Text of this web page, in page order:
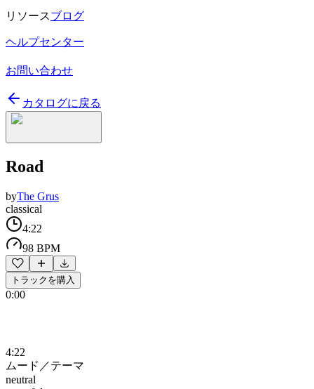
リソースブログ
ヘルプセンター
お問い合わせ
カタログに戻る
Road
byThe Grus
classical
4:22
98 BPM
トラックを購入
0:00
4:22
ムード／テーマ
neutral